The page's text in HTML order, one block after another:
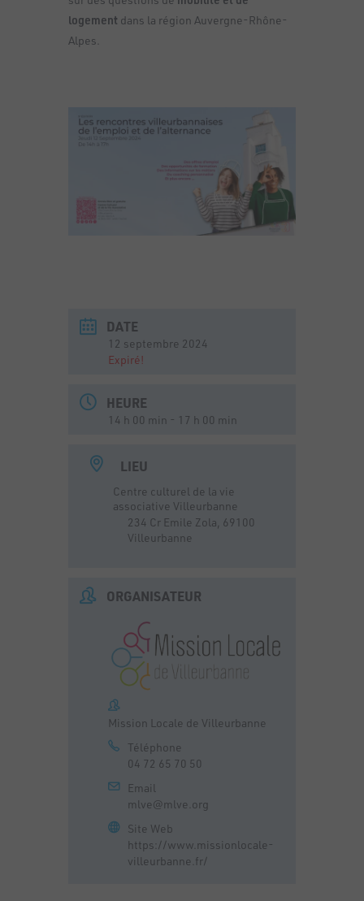
logement dans la région Auvergne-Rhône-
Alpes.
DATE
12 septembre 2024
Expiré!
HEURE
14 h 00 min - 17 h 00 min
LIEU
Centre culturel de la vie
associative Villeurbanne
234 Cr Emile Zola, 69100
Villeurbanne
ORGANISATEUR
Mission Locale de Villeurbanne
Téléphone
04 72 65 70 50
Email
mlve@mlve.org
Site Web
https://www.missionlocale-
villeurbanne.fr/